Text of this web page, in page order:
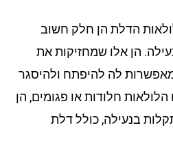
הדלת הן חלק חשוב
הן אלו שמחזיקות את
לה להיפתח ולהיסגר
חלודות או פגומים, הן
בנעילה, כולל דלת